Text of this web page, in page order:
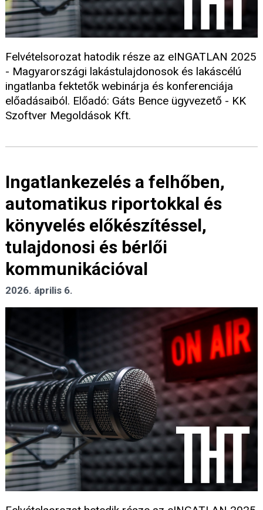
Felvételsorozat hatodik része az eINGATLAN 2025
- Magyarországi lakástulajdonosok és lakáscélú
ingatlanba fektetők webinárja és konferenciája
előadásaiból. Előadó: Gáts Bence ügyvezető - KK
Szoftver Megoldások Kft.
Ingatlankezelés a felhőben,
automatikus riportokkal és
könyvelés előkészítéssel,
tulajdonosi és bérlői
kommunikációval
2026. április 6.